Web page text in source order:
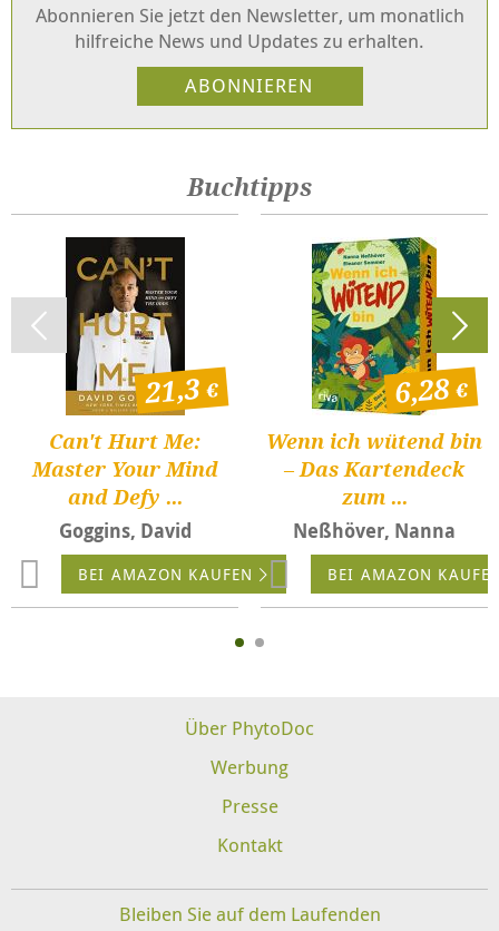
Abonnieren Sie jetzt den Newsletter, um monatlich
hilfreiche News und Updates zu erhalten.
Buchtipps
Can't Hurt Me:
Master Your Mind
and Defy ...
Goggins, David
21,3
BEI AMAZON KAUFEN
Wenn ich wütend bin
– Das Kartendeck
zum ...
Neßhöver, Nanna
6,28
BEI AMAZON
Über PhytoDoc
Werbung
Presse
Kontakt
Bleiben Sie auf dem Laufenden